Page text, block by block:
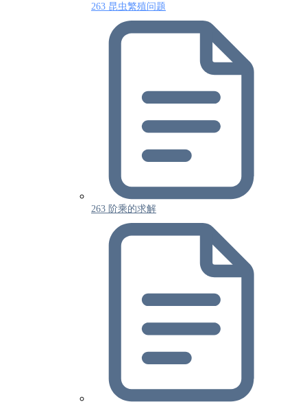
263 昆虫繁殖问题
263 阶乘的求解